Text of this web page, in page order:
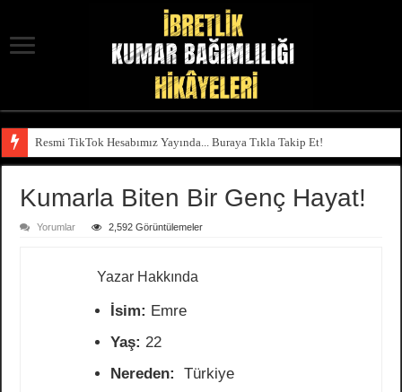
Resmi TikTok Hesabımız Yayında... Buraya Tıkla Takip Et!
Kumarla Biten Bir Genç Hayat!
Yorumlar 2,592 Görüntülemeler
Yazar Hakkında
İsim: Emre
Yaş: 22
Nereden:
Türkiye